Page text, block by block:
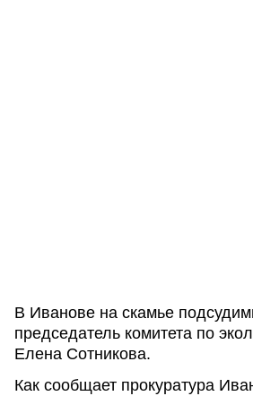
В Иванове на скамье
председатель комитета по
Елена Сотникова.
Как сообщает прокуратура